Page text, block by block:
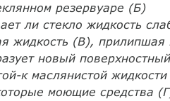
резервуаре (Б)
ли стекло жидкость
жидкость (В), прилипшая
новый
к маслянистой
моющие средства